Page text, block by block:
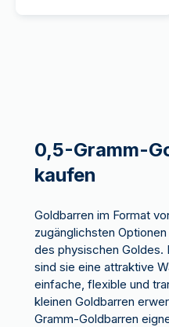
0,5-Gramm-
kaufen
Goldbarren im Format
zugänglichsten
des physischen Goldes.
sind sie eine attraktive
einfache, flexible und
kleinen Goldbarren
Gramm-Goldbarren